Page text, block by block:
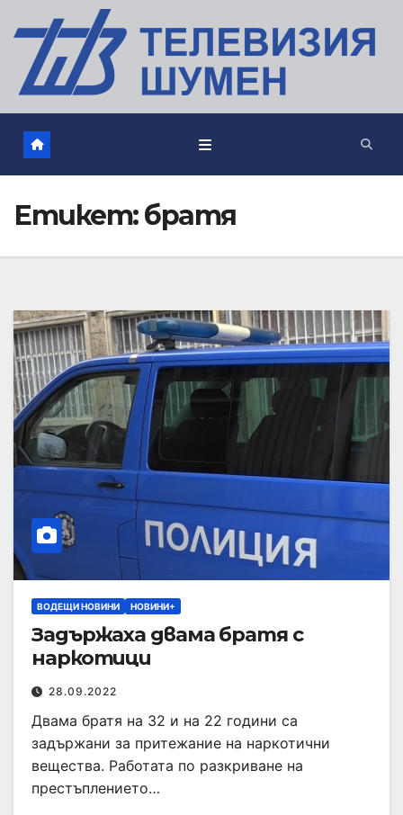
Етикет:братя
ВОДЕЩИ НОВИНИ НОВИНИ+
Задържаха двама братя с
наркотици
28.09.2022
Двама братя на 32 и на 22 години са
задържани за притежание на наркотични
вещества. Работата по разкриване на
престъплението…